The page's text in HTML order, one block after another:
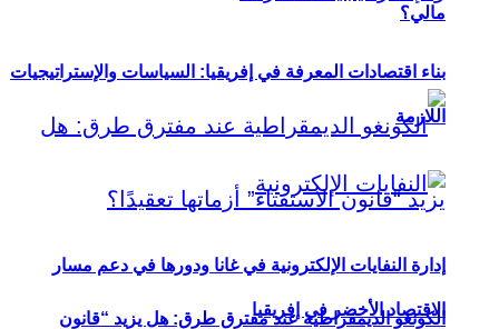
مالي؟
الكونغو الديمقراطية عند مفترق طرق: هل يزيد “قانون
بناء اقتصادات المعرفة في إفريقيا: السياسات والإستراتيجيات
اللازمة
إدارة النفايات الإلكترونية في غانا ودورها في دعم مسار
الاقتصاد الأخضر في إفريقيا